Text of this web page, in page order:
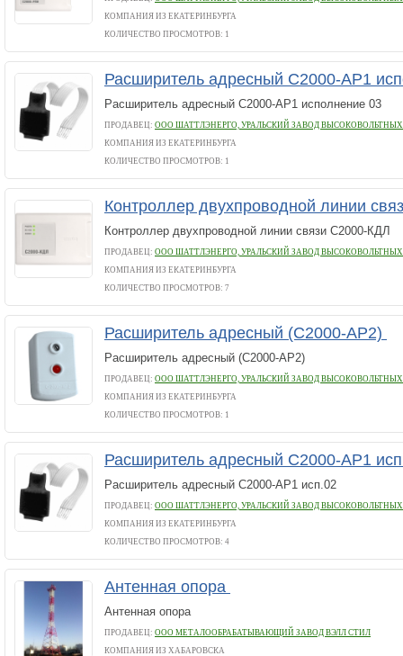
КОМПАНИЯ ИЗ ЕКАТЕРИНБУРГА
КОЛИЧЕСТВО ПРОСМОТРОВ: 1
Расширитель адресный С2000-АР1
Расширитель адресный С2000-АР1 исполнение 03
ПРОДАВЕЦ: ООО ШАТТЛЭНЕРГО, УРАЛЬСКИЙ ЗАВОД
КОМПАНИЯ ИЗ ЕКАТЕРИНБУРГА
КОЛИЧЕСТВО ПРОСМОТРОВ: 1
Контроллер двухпроводной линии
Контроллер двухпроводной линии связи С2000-КДЛ
ПРОДАВЕЦ: ООО ШАТТЛЭНЕРГО, УРАЛЬСКИЙ ЗАВОД
КОМПАНИЯ ИЗ ЕКАТЕРИНБУРГА
КОЛИЧЕСТВО ПРОСМОТРОВ: 7
Расширитель адресный (С2000-АР2)
Расширитель адресный (С2000-АР2)
ПРОДАВЕЦ: ООО ШАТТЛЭНЕРГО, УРАЛЬСКИЙ ЗАВОД
КОМПАНИЯ ИЗ ЕКАТЕРИНБУРГА
КОЛИЧЕСТВО ПРОСМОТРОВ: 1
Расширитель адресный С2000-АР1
Расширитель адресный С2000-АР1 исп.02
ПРОДАВЕЦ: ООО ШАТТЛЭНЕРГО, УРАЛЬСКИЙ ЗАВОД
КОМПАНИЯ ИЗ ЕКАТЕРИНБУРГА
КОЛИЧЕСТВО ПРОСМОТРОВ: 4
Антенная опора
Антенная опора
ПРОДАВЕЦ: ООО МЕТАЛООБРАБАТЫВАЮЩИЙ ЗАВОД ВЭЛЛ СТИЛ
КОМПАНИЯ ИЗ ХАБАРОВСКА